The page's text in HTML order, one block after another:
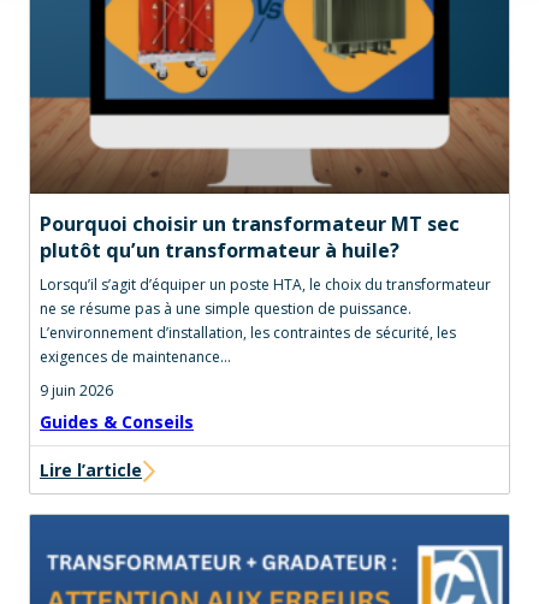
Pourquoi choisir un transformateur MT sec
plutôt qu’un transformateur à huile?
Lorsqu’il s’agit d’équiper un poste HTA, le choix du transformateur
ne se résume pas à une simple question de puissance.
L’environnement d’installation, les contraintes de sécurité, les
exigences de maintenance…
9 juin 2026
Guides & Conseils
Lire l’article